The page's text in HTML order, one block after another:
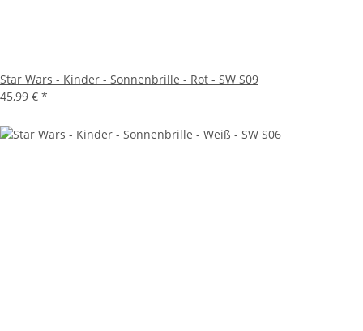
Star Wars - Kinder - Sonnenbrille - Rot - SW S09
45,99 € *